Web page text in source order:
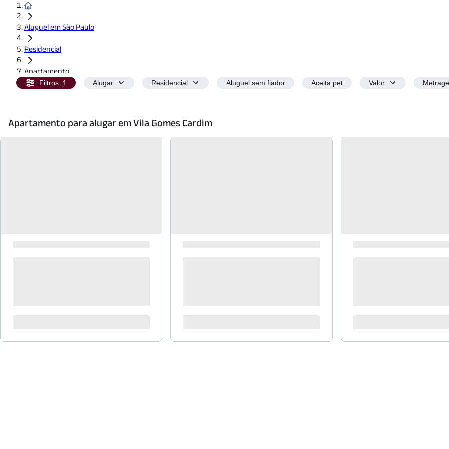
Aluguel em São Paulo
Residencial
Apartamento
Filtros 1 Alugar Residencial Aluguel sem fiador Aceita pet Valor
Apartamento para alugar em Vila Gomes Cardim